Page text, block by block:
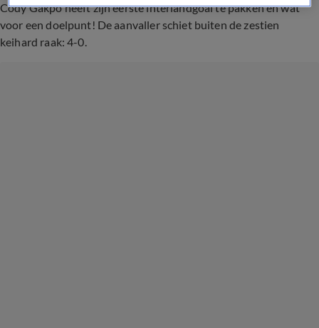
Cody Gakpo heeft zijn eerste interlandgoal te pakken en wat
voor een doelpunt! De aanvaller schiet buiten de zestien
keihard raak: 4-0.